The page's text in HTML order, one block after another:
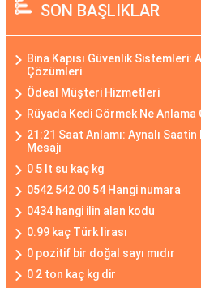
SON BAŞLIKLAR
Bina Kapısı Güvenlik Sistemleri:
Çözümleri
Ödeal Müşteri Hizmetleri
Rüyada Kedi Görmek Ne Anlama
21:21 Saat Anlamı: Aynalı
Mesajı
0 5 lt su kaç kg
0542 542 00 54 Hangi numara
0434 hangi ilin alan kodu
0.99 kaç Türk lirası
0 pozitif bir doğal sayı mıdır
0 2 ton kaç kg dir